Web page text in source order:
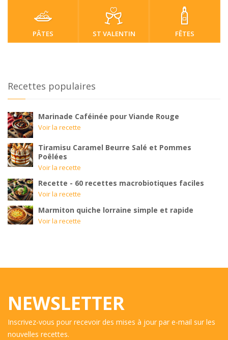
PÂTES ST VALENTIN FÊTES
Recettes populaires
Marinade Caféinée pour Viande Rouge
Voir la recette
Tiramisu Caramel Beurre Salé et Pommes
Poêlées
Voir la recette
Recette - 60 recettes macrobiotiques faciles
Voir la recette
Marmiton quiche lorraine simple et rapide
Voir la recette
NEWSLETTER
Inscrivez-vous pour recevoir des mises à jour par e-mail sur les
nouvelles recettes.